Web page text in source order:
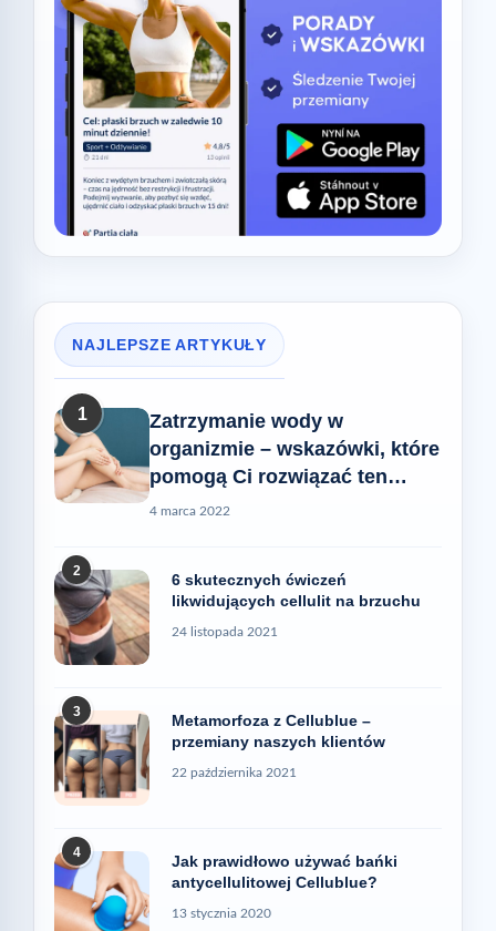
NAJLEPSZE ARTYKUŁY
1
Zatrzymanie wody w
organizmie – wskazówki, które
pomogą Ci rozwiązać ten
problem
4 marca 2022
2
6 skutecznych ćwiczeń
likwidujących cellulit na brzuchu
24 listopada 2021
3
Metamorfoza z Cellublue –
przemiany naszych klientów
22 października 2021
4
Jak prawidłowo używać bańki
antycellulitowej Cellublue?
13 stycznia 2020